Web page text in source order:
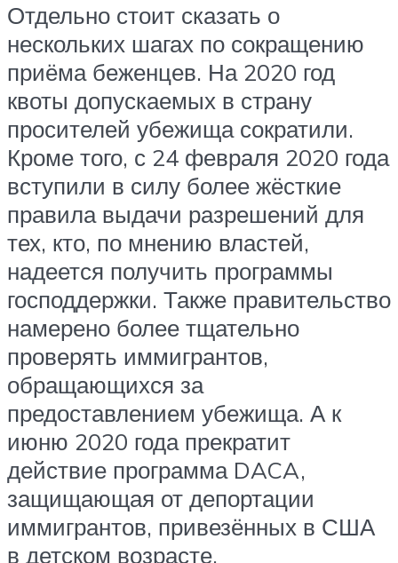
Отдельно стоит сказать о
нескольких шагах по сокращению
приёма беженцев. На 2020 год
квоты допускаемых в страну
просителей убежища сократили.
Кроме того, с 24 февраля 2020 года
вступили в силу более жёсткие
правила выдачи разрешений для
тех, кто, по мнению властей,
надеется получить программы
господдержки. Также правительство
намерено более тщательно
проверять иммигрантов,
обращающихся за
предоставлением убежища. А к
июню 2020 года прекратит
действие программа DACA,
защищающая от депортации
иммигрантов, привезённых в США
в детском возрасте.